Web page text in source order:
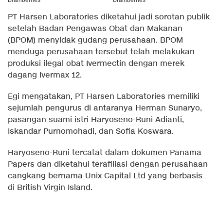
PT Harsen Laboratories diketahui jadi sorotan publik
setelah Badan Pengawas Obat dan Makanan
(BPOM) menyidak gudang perusahaan. BPOM
menduga perusahaan tersebut telah melakukan
produksi ilegal obat Ivermectin dengan merek
dagang Ivermax 12.
Egi mengatakan, PT Harsen Laboratories memiliki
sejumlah pengurus di antaranya Herman Sunaryo,
pasangan suami istri Haryoseno-Runi Adianti,
Iskandar Purnomohadi, dan Sofia Koswara.
Haryoseno-Runi tercatat dalam dokumen Panama
Papers dan diketahui terafiliasi dengan perusahaan
cangkang bernama Unix Capital Ltd yang berbasis
di British Virgin Island.